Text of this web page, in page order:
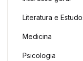
Literatura e
Medicina
Psicologia